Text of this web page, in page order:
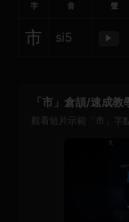
字
音
聲
市 si5 ▶
「市」倉頡/速成教
觀看短片示範「市」字